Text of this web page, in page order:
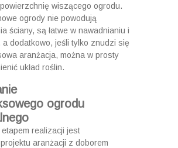
wiszącego ogrodu.
ogrody nie powodują
ściany, są łatwe w nawadnianiu i
a dodatkowo, jeśli tylko znudzi się
aranżacja, można w prosty
układ roślin.
ogrodu
realizacji jest
aranżacji z doborem